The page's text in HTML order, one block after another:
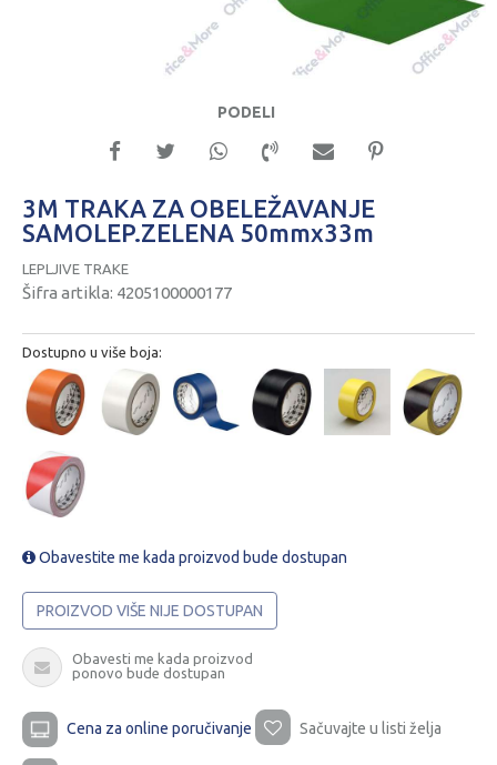
PODELI
3M TRAKA ZA OBELEŽAVANJE
SAMOLEP.ZELENA 50mmx33m
LEPLJIVE TRAKE
Šifra artikla: 4205100000177
Dostupno u više boja:
Obavestite me kada proizvod bude dostupan
PROIZVOD VIŠE NIJE DOSTUPAN
Obavesti me kada proizvod
ponovo bude dostupan
Cena za online poručivanje Sačuvajte u listi želja